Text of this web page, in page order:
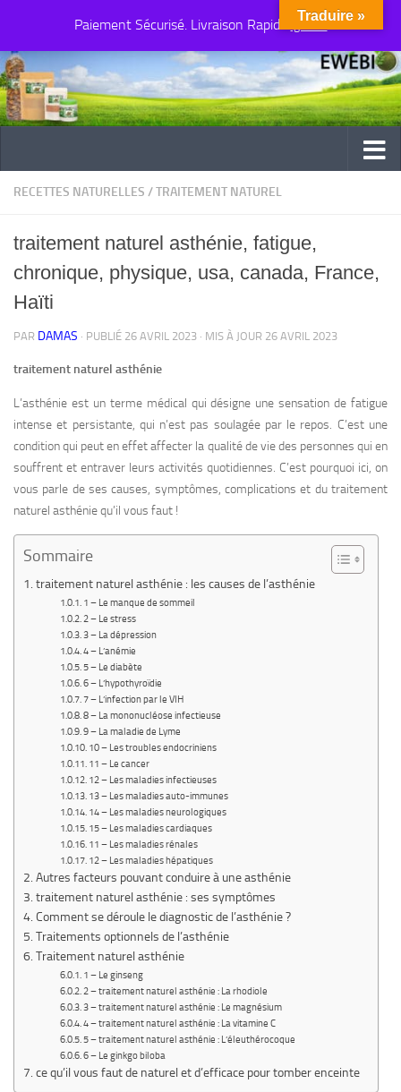
Paiement Sécurisé. Livraison Rapide Ignorer
Au dessous du contenu
RECETTES NATURELLES /TRAITEMENT NATUREL
traitement naturel asthénie, fatigue,
chronique, physique, usa, canada, France,
Haïti
PAR DAMAS · PUBLIÉ 26 AVRIL 2023 · MIS À JOUR 26 AVRIL 2023
traitement naturel asthénie
L’asthénie est un terme médical qui désigne une sensation de fatigue
intense et persistante, qui n’est pas soulagée par le repos. C’est une
condition qui peut en effet affecter la qualité de vie des personnes qui en
souffrent et entraver leurs activités quotidiennes. C’est pourquoi ici, on
vous parle de ses causes, symptômes, complications et du traitement
naturel asthénie qu’il vous faut !
Sommaire
traitement naturel asthénie : les causes de l’asthénie
1 – Le manque de sommeil
2 – Le stress
3 – La dépression
4 – L’anémie
5 – Le diabète
6 – L’hypothyroïdie
7 – L’infection par le VIH
8 – La mononucléose infectieuse
9 – La maladie de Lyme
10 – Les troubles endocriniens
11 – Le cancer
12 – Les maladies infectieuses
13 – Les maladies auto-immunes
14 – Les maladies neurologiques
15 – Les maladies cardiaques
11 – Les maladies rénales
12 – Les maladies hépatiques
Autres facteurs pouvant conduire à une asthénie
traitement naturel asthénie : ses symptômes
Comment se déroule le diagnostic de l’asthénie ?
Traitements optionnels de l’asthénie
Traitement naturel asthénie
1 – Le ginseng
2 – traitement naturel asthénie : La rhodiole
3 – traitement naturel asthénie : Le magnésium
4 – traitement naturel asthénie : La vitamine C
5 – traitement naturel asthénie : L’éleuthérocoque
6 – Le ginkgo biloba
ce qu’il vous faut de naturel et d’efficace pour tomber enceinte
Traduire »